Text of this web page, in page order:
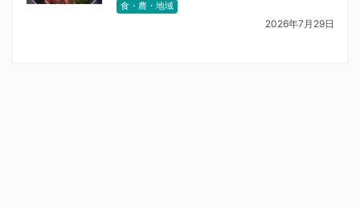
食・農・地域
2026年7月29日